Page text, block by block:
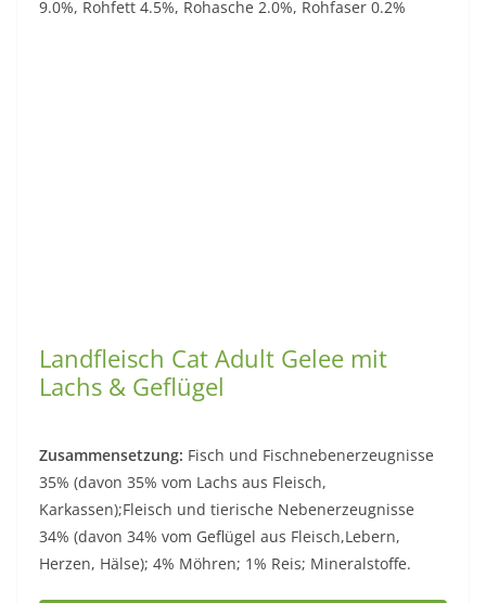
9.0%, Rohfett 4.5%, Rohasche 2.0%, Rohfaser 0.2%
Landfleisch Cat Adult Gelee mit
Lachs & Geflügel
Zusammensetzung: Fisch und Fischnebenerzeugnisse
35% (davon 35% vom Lachs aus Fleisch,
Karkassen);Fleisch und tierische Nebenerzeugnisse
34% (davon 34% vom Geflügel aus Fleisch,Lebern,
Herzen, Hälse); 4% Möhren; 1% Reis; Mineralstoffe.